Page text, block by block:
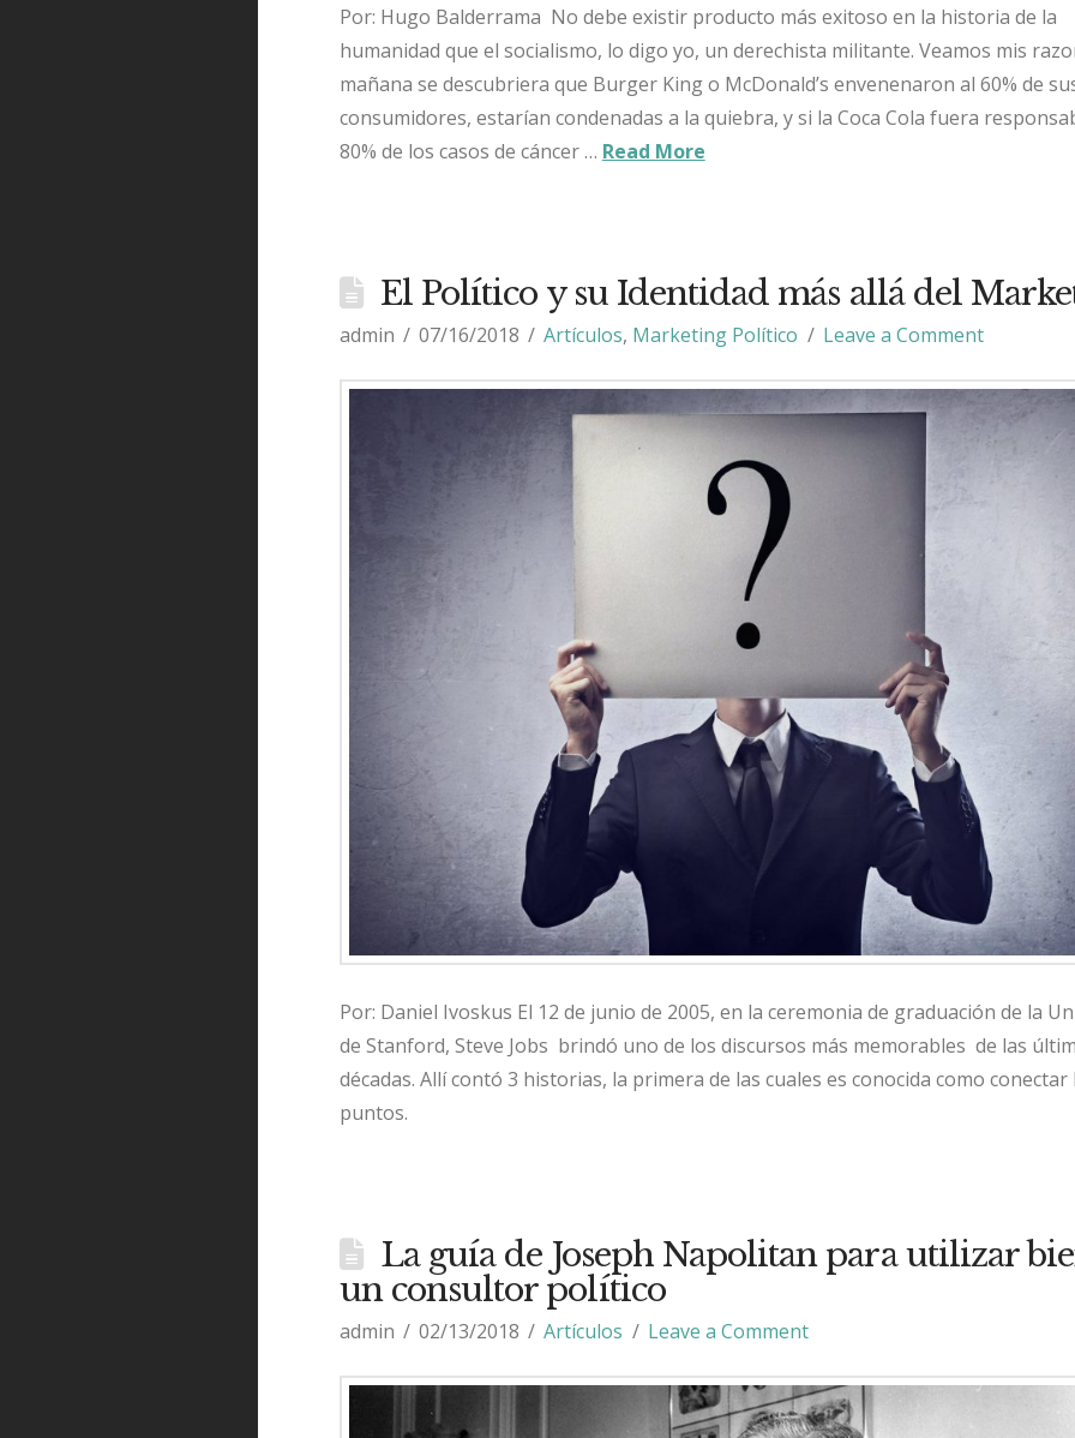
Por: Hugo Balderrama No debe existir producto más exitoso en la historia de la
humanidad que el socialismo, lo digo yo, un derechista militante. Veamos mis
mañana se descubriera que Burger King o McDonald’s envenenaron al 60% de
consumidores, estarían condenadas a la quiebra, y si la Coca Cola fuera
80% de los casos de cáncer … Read More
El Político y su Identidad más allá del
admin 07/16/2018 Artículos, Marketing Político Leave a Comment
Por: Daniel Ivoskus El 12 de junio de 2005, en la ceremonia de graduación de la
de Stanford, Steve Jobs brindó uno de los discursos más memorables de las
décadas. Allí contó 3 historias, la primera de las cuales es conocida como conectar
puntos.
La guía de Joseph Napolitan para utilizar
un consultor político
admin 02/13/2018 Artículos Leave a Comment